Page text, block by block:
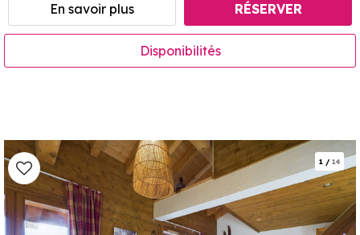
En savoir plus RÉSERVER
Disponibilités
1 / 14